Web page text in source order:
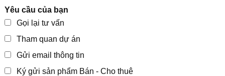
Yêu cầu của bạn
Gọi lại tư vấn
Tham quan dự án
Gửi email thông tin
Ký gửi sản phẩm Bán - Cho thuê